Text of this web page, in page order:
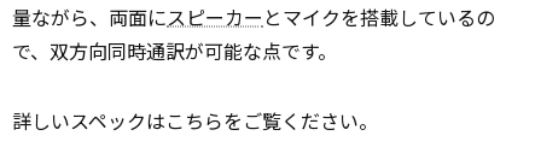
量ながら、両面にスピーカー とマイクを搭載しているの
で、双方向同時通訳が可能な点です。
詳しいスペックはこちらをご覧ください。